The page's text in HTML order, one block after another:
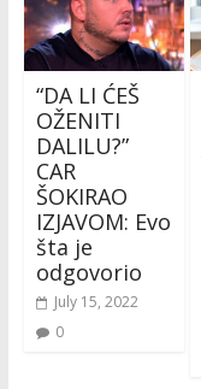
“DA LI ĆEŠ
OŽENITI
DALILU?”
CAR
ŠOKIRAO
IZJAVOM: Evo
šta je
odgovorio
July 15, 2022
0